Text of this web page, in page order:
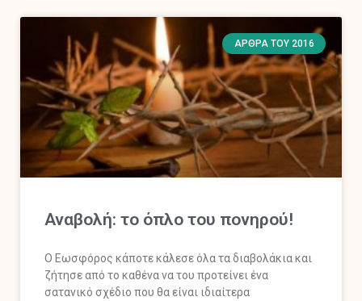
ΆΡΘΡΑ ΤΟΥ 2016
Αναβολή: το όπλο του πονηρού!
Ο Εωσφόρος κάποτε κάλεσε όλα τα διαβολάκια και
ζήτησε από το καθένα να του προτείνει ένα
σατανικό σχέδιο που θα είναι ιδιαίτερα